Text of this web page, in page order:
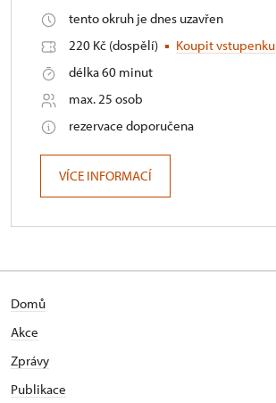
tento okruh je dnes uzavřen
220 Kč (dospělí)
Koupit vstupenku
délka 60 minut
max. 25 osob
rezervace doporučena
VÍCE INFORMACÍ
Domů
Akce
Zprávy
Publikace